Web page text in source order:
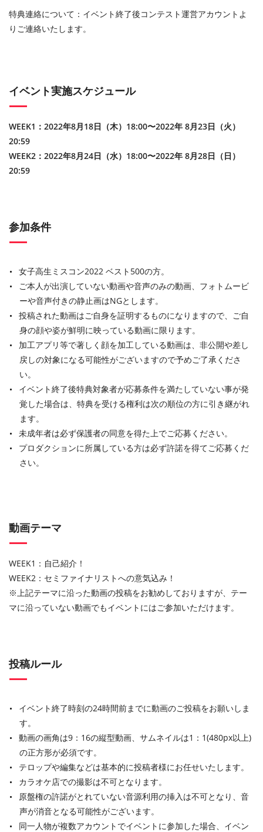
特典連絡について：イベント終了後コンテスト運営アカウントよ
りご連絡いたします。
イベント実施スケジュール
WEEK1：2022年8月18日（木）18:00〜2022年 8月23日（火）
20:59
WEEK2：2022年8月24日（水）18:00〜2022年 8月28日（日）
20:59
参加条件
女子高生ミスコン2022 ベスト500の方。
ご本人が出演していない動画や音声のみの動画、フォトムービ
ーや音声付きの静止画はNGとします。
投稿された動画はご自身を証明するものになりますので、ご自
身の顔や姿が鮮明に映っている動画に限ります。
加工アプリ等で著しく顔を加工している動画は、非公開や差し
戻しの対象になる可能性がございますので予めご了承くださ
い。
イベント終了後特典対象者が応募条件を満たしていない事が発
覚した場合は、特典を受ける権利は次の順位の方に引き継がれ
ます。
未成年者は必ず保護者の同意を得た上でご応募ください。
プロダクションに所属している方は必ず許諾を得てご応募くだ
さい。
動画テーマ
WEEK1：自己紹介！
WEEK2：セミファイナリストへの意気込み！
※上記テーマに沿った動画の投稿をお勧めしておりますが、テー
マに沿っていない動画でもイベントにはご参加いただけます。
投稿ルール
イベント終了時刻の24時間前までに動画のご投稿をお願いしま
す。
動画の画角は9：16の縦型動画、サムネイルは1：1(480px以上)
の正方形が必須です。
テロップや編集などは基本的に投稿者様にお任せいたします。
カラオケ店での撮影は不可となります。
原盤権の許諾がとれていない音源利用の挿入は不可となり、音
声が消音となる可能性がございます。
同一人物が複数アカウントでイベントに参加した場合、イベン